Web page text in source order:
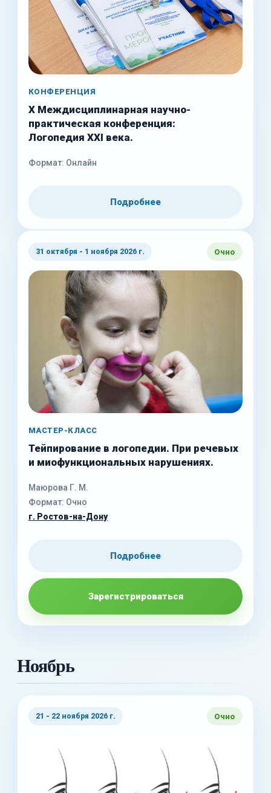
КОНФЕРЕНЦИЯ
X Междисциплинарная научно-
практическая конференция:
Логопедия XXI века.
Формат: Онлайн
Подробнее
31 октября - 1 ноября 2026 г. Очно
МАСТЕР-КЛАСС
Тейпирование в логопедии. При речевых
и миофункциональных нарушениях.
Маюрова Г. М.
Формат: Очно
г. Ростов-на-Дону
Подробнее
Зарегистрироваться
Ноябрь
21 - 22 ноября 2026 г. Очно